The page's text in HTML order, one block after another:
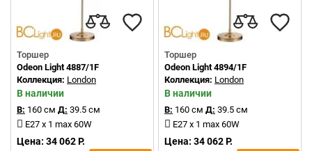
Торшер
Odeon Light 4887/1F
Коллекция: London
В наличии
В: 160 см Д: 39.5 см
E27 x 1 max 60W
Цена: 34 062 Р.
Торшер
Odeon Light 4894/1F
Коллекция: London
В наличии
В: 160 см Д: 39.5 см
E27 x 1 max 60W
Цена: 34 062 Р.